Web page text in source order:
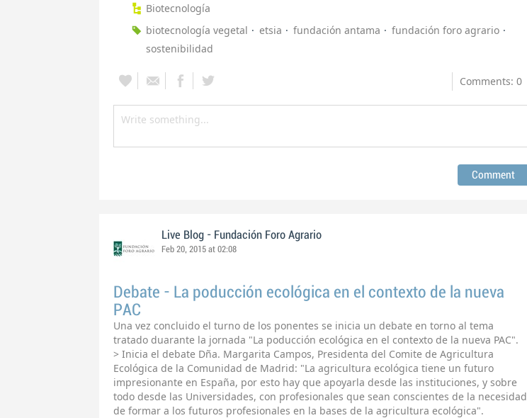
Biotecnología
biotecnología vegetal
etsia fundación antama
fundación foro agrario
sostenibilidad
Comments: 0
Live Blog - Fundación Foro Agrario
Feb 20, 2015 at 02:08
Debate - La poducción ecológica en el contexto de la nueva
PAC
Una vez concluido el turno de los ponentes se inicia un debate en torno al tema
tratado duarante la jornada "La poducción ecológica en el contexto de la nueva PAC".
> Inicia el debate Dña. Margarita Campos, Presidenta del Comite de Agricultura
Ecológica de la Comunidad de Madrid: "La agricultura ecológica tiene un futuro
impresionante en España, por esto hay que apoyarla desde las instituciones, y sobre
todo desde las Universidades, con profesionales que sean conscientes de la necesidad
de formar a los futuros profesionales en la bases de la agricultura ecológica".